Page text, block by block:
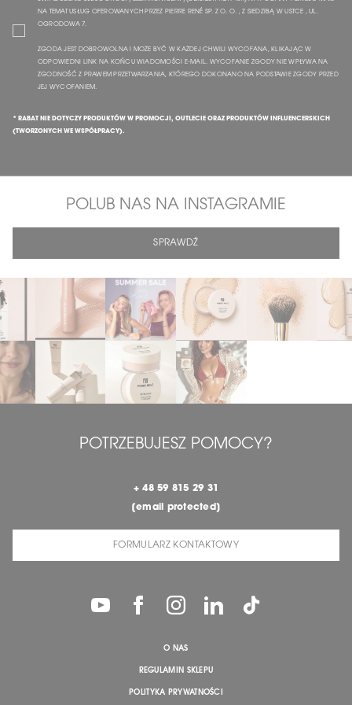
NA TEMAT USŁUG OFEROWANYCH PRZEZ PIERRE RENÉ SP. Z O. O. , Z SIEDZIBĄ W USTCE , UL.
OGRODOWA 7.
ZGODA JEST DOBROWOLNA I MOŻE BYĆ W KAŻDEJ CHWILI WYCOFANA, KLIKAJĄC W
ODPOWIEDNI LINK NA KOŃCU WIADOMOŚCI E-MAIL. WYCOFANIE ZGODY NIE WPŁYWA NA
ZGODNOŚĆ Z PRAWEM PRZETWARZANIA, KTÓREGO DOKONANO NA PODSTAWIE ZGODY PRZED
JEJ WYCOFANIEM.
* RABAT NIE DOTYCZY PRODUKTÓW W PROMOCJI, OUTLECIE ORAZ PRODUKTÓW INFLUENCERSKICH
(TWORZONYCH WE WSPÓŁPRACY).
POLUB NAS NA INSTAGRAMIE
SPRAWDŹ
POTRZEBUJESZ POMOCY?
+ 48 59 815 29 31
[email protected]
FORMULARZ KONTAKTOWY
O NAS
REGULAMIN SKLEPU
POLITYKA PRYWATNOŚCI